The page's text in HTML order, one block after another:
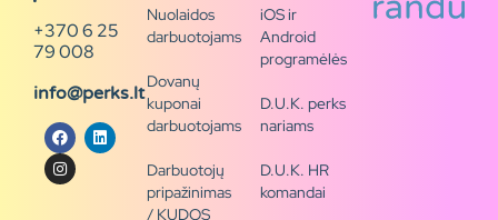
+370 6 25
79 008
info@perks.lt
Nuolaidos
darbuotojams
Dovanų
kuponai
darbuotojams
Darbuotojų
pripažinimas
/ KUDOS
iOS ir
Android
programėlės
D.U.K. perks
nariams
D.U.K. HR
komandai